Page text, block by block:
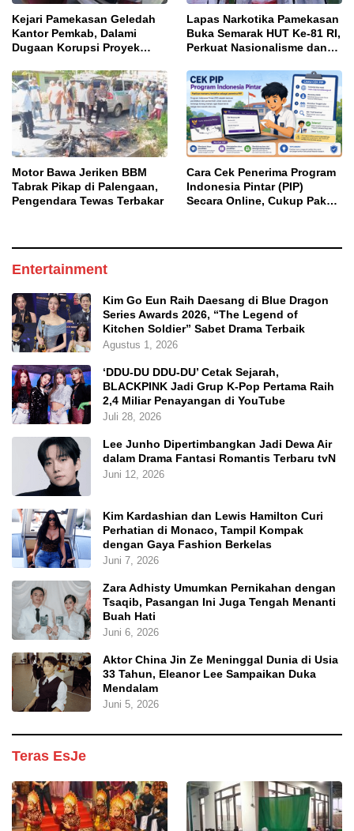
Kejari Pamekasan Geledah
Kantor Pemkab, Dalami
Dugaan Korupsi Proyek
Lapas Narkotika Pamekasan
Buka Semarak HUT Ke-81 RI,
Perkuat Nasionalisme dan
Motor Bawa Jeriken BBM
Tabrak Pikap di Palengaan,
Pengendara Tewas Terbakar
Cara Cek Penerima Program
Indonesia Pintar (PIP)
Secara Online, Cukup Pakai
Entertainment
Kim Go Eun Raih Daesang di Blue Dragon
Series Awards 2026, “The Legend of
Kitchen Soldier” Sabet Drama Terbaik
Agustus 1, 2026
‘DDU-DU DDU-DU’ Cetak Sejarah,
BLACKPINK Jadi Grup K-Pop Pertama Raih
2,4 Miliar Penayangan di YouTube
Juli 28, 2026
Lee Junho Dipertimbangkan Jadi Dewa Air
dalam Drama Fantasi Romantis Terbaru tvN
Juni 12, 2026
Kim Kardashian dan Lewis Hamilton Curi
Perhatian di Monaco, Tampil Kompak
dengan Gaya Fashion Berkelas
Juni 7, 2026
Zara Adhisty Umumkan Pernikahan dengan
Tsaqib, Pasangan Ini Juga Tengah Menanti
Buah Hati
Juni 6, 2026
Aktor China Jin Ze Meninggal Dunia di Usia
33 Tahun, Eleanor Lee Sampaikan Duka
Mendalam
Juni 5, 2026
Teras EsJe